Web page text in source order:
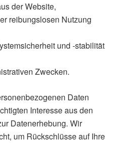
der Website,
reibungslosen Nutzung
und -stabilität
Zwecken.
Daten
Interesse aus den
Datenerhebung. Wir
um Rückschlüsse auf Ihre